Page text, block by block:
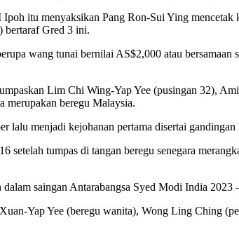
itu menyaksikan Pang Ron-Sui Ying mencetak
bertaraf Gred 3 ini.
wang tunai bernilai AS$2,000 atau
Lim Chi Wing-Yap Yee (pusingan 32),
merupakan beregu Malaysia.
lalu menjadi kejohanan pertama disertai
tumpas di tangan beregu senegara
saingan Antarabangsa Syed Modi India
Yap Yee (beregu wanita), Wong Ling Ching